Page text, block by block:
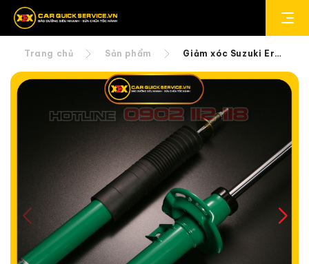
Trang chủ Sản phẩm Giảm xóc Suzuki Ertiga (2020+) TEIN Basic